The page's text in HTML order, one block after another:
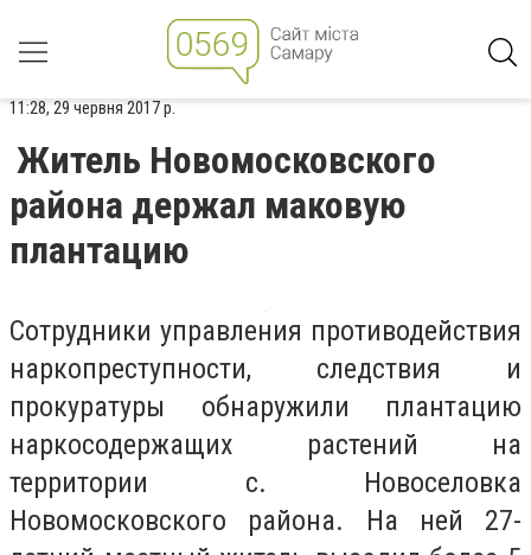
11:28, 29 червня 2017 р.
Житель Новомосковского
района держал маковую
плантацию
Сотрудники управления противодействия
наркопреступности, следствия и
прокуратуры обнаружили плантацию
наркосодержащих растений на
территории с. Новоселовка
Новомосковского района. На ней 27-